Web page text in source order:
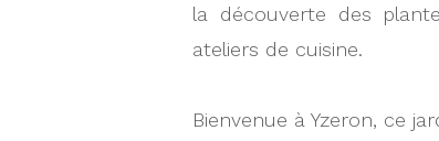
la découverte des
ateliers de cuisine.
Bienvenue à Yzeron, ce